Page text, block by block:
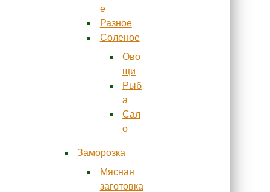
е
Разное
Соленое
Ово
щи
Рыб
а
Сал
о
Заморозка
Мясная
заготовка